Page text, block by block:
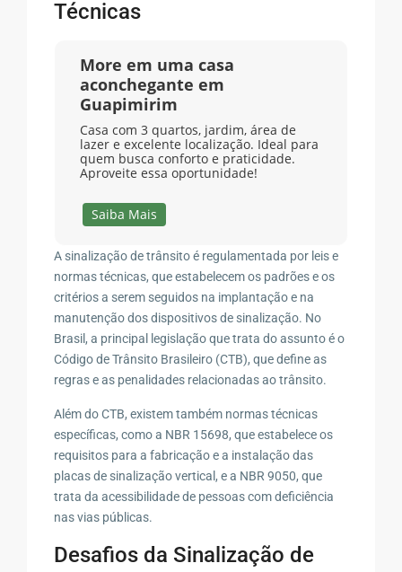
Técnicas
More em uma casa
aconchegante em
Guapimirim
Casa com 3 quartos, jardim, área de
lazer e excelente localização. Ideal para
quem busca conforto e praticidade.
Aproveite essa oportunidade!
Saiba Mais
A sinalização de trânsito é regulamentada por leis e
normas técnicas, que estabelecem os padrões e os
critérios a serem seguidos na implantação e na
manutenção dos dispositivos de sinalização. No
Brasil, a principal legislação que trata do assunto é o
Código de Trânsito Brasileiro (CTB), que define as
regras e as penalidades relacionadas ao trânsito.
Além do CTB, existem também normas técnicas
específicas, como a NBR 15698, que estabelece os
requisitos para a fabricação e a instalação das
placas de sinalização vertical, e a NBR 9050, que
trata da acessibilidade de pessoas com deficiência
nas vias públicas.
Desafios da Sinalização de